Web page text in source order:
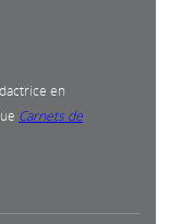
en
Carnets de